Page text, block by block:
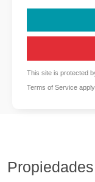
This site is protected
Terms of Service apply.